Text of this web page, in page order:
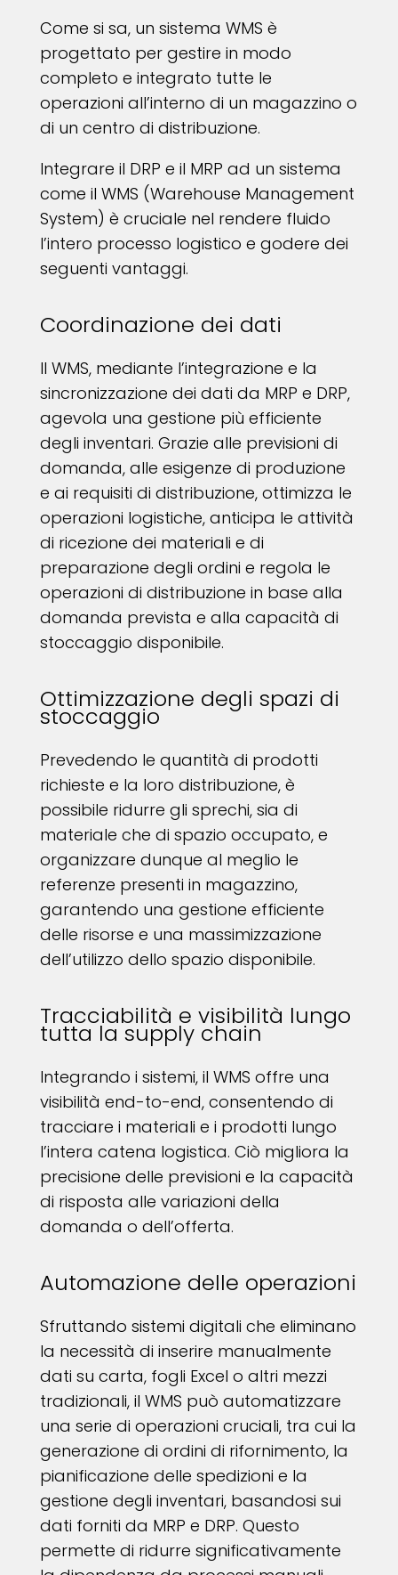
Come si sa, un sistema WMS è
progettato per gestire in modo
completo e integrato tutte le
operazioni all’interno di un magazzino o
di un centro di distribuzione.
Integrare il DRP e il MRP ad un sistema
come il WMS (Warehouse Management
System) è cruciale nel rendere fluido
l’intero processo logistico e godere dei
seguenti vantaggi.
Coordinazione dei dati
Il WMS, mediante l’integrazione e la
sincronizzazione dei dati da MRP e DRP,
agevola una gestione più efficiente
degli inventari. Grazie alle previsioni di
domanda, alle esigenze di produzione
e ai requisiti di distribuzione, ottimizza le
operazioni logistiche, anticipa le attività
di ricezione dei materiali e di
preparazione degli ordini e regola le
operazioni di distribuzione in base alla
domanda prevista e alla capacità di
stoccaggio disponibile.
Ottimizzazione degli spazi di
stoccaggio
Prevedendo le quantità di prodotti
richieste e la loro distribuzione, è
possibile ridurre gli sprechi, sia di
materiale che di spazio occupato, e
organizzare dunque al meglio le
referenze presenti in magazzino,
garantendo una gestione efficiente
delle risorse e una massimizzazione
dell’utilizzo dello spazio disponibile.
Tracciabilità e visibilità lungo
tutta la supply chain
Integrando i sistemi, il WMS offre una
visibilità end-to-end, consentendo di
tracciare i materiali e i prodotti lungo
l’intera catena logistica. Ciò migliora la
precisione delle previsioni e la capacità
di risposta alle variazioni della
domanda o dell’offerta.
Automazione delle operazioni
Sfruttando sistemi digitali che eliminano
la necessità di inserire manualmente
dati su carta, fogli Excel o altri mezzi
tradizionali, il WMS può automatizzare
una serie di operazioni cruciali, tra cui la
generazione di ordini di rifornimento, la
pianificazione delle spedizioni e la
gestione degli inventari, basandosi sui
dati forniti da MRP e DRP. Questo
permette di ridurre significativamente